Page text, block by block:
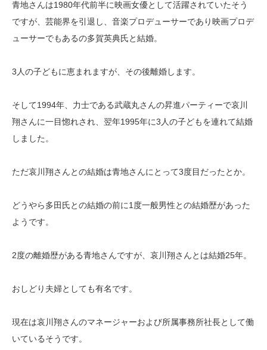
青地さんは1980年代前半に映画女優として活躍されていたそう
ですが、芸能界を引退し、音楽プロデューサーであり映画プロデ
ューサーでもあるの多賀英典氏と結婚。
3人の子どもに恵まれますが、その後離婚します。
そして1994年、力士である武蔵丸さんの昇進パーティーで哀川
翔さんに一目惚れされ、翌年1995年に3人の子どもを連れて結婚
しました。
ただ哀川翔さんとの結婚は青地さんにとって3度目だったとか。
どうやら多田氏との結婚の前に1度一般男性との結婚歴があった
ようです。
2度の離婚歴がある青地さんですが、哀川翔さんとは結婚25年。
おしどり夫婦としても有名です。
現在は哀川翔さんのマネージャーおよび所属事務所社長として働
いているそうです。